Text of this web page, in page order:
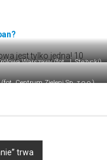
Warszawy (fot. J. Stężycki)
Centrum Zieleni Sp. z o.o.)
trwa